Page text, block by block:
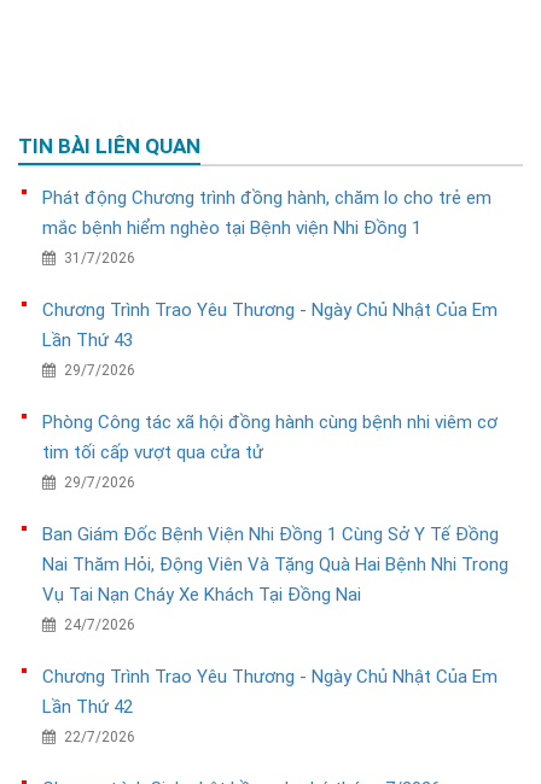
TIN BÀI LIÊN QUAN
Phát động Chương trình đồng hành, chăm lo cho trẻ em
mắc bệnh hiểm nghèo tại Bệnh viện Nhi Đồng 1
31/7/2026
Chương Trình Trao Yêu Thương - Ngày Chủ Nhật Của Em
Lần Thứ 43
29/7/2026
Phòng Công tác xã hội đồng hành cùng bệnh nhi viêm cơ
tim tối cấp vượt qua cửa tử
29/7/2026
Ban Giám Đốc Bệnh Viện Nhi Đồng 1 Cùng Sở Y Tế Đồng
Nai Thăm Hỏi, Động Viên Và Tặng Quà Hai Bệnh Nhi Trong
Vụ Tai Nạn Cháy Xe Khách Tại Đồng Nai
24/7/2026
Chương Trình Trao Yêu Thương - Ngày Chủ Nhật Của Em
Lần Thứ 42
22/7/2026